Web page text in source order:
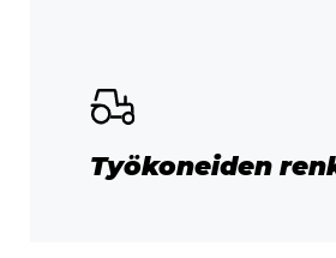
Työkoneiden